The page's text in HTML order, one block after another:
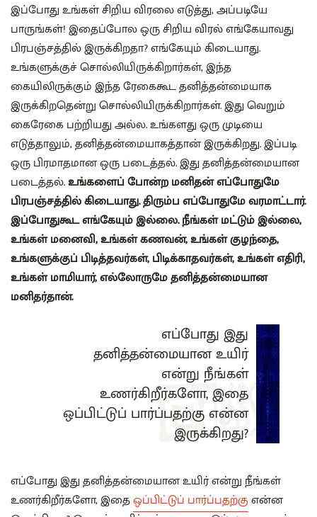
இப்போது உங்கள் சிறிய விரலை எடுத்து, அப்படியே
பாருங்கள்! இதைப்போல ஒரு சிறிய விரல் எங்கேயாவது
பிரபஞ்சத்தில் இருக்கிறதா? எங்கேயும் கிடையாது.
உங்களுக்குச் சொல்லியிருக்கிறார்கள், இந்த
கையிலிருக்கும் இந்த ரேகைகூட தனித்தன்மையாக
இருக்கிறதென்று சொல்லியிருக்கிறார்கள். இது வெறும்
கைரேகை பற்றியது அல்ல. உங்களது ஒரு முடியை
எடுத்தாலும், தனித்தன்மையாகத்தான் இருக்கிறது. இப்படி
ஒரு பிரமாதமான ஒரு படைத்தல். இது தனித்தன்மையான
படைத்தல்.உங்களைப் போன்ற மனிதன் எப்போதுமே
பிரபஞ்சத்தில் கிடையாது. திரும்ப எப்போதுமே வரமாட்டார்.
இப்போதுகூட எங்கேயும் இல்லை. நீங்கள் மட்டும் இல்லை,
உங்கள் மனைவி, உங்கள் கணவன், உங்கள் குழந்தை,
உங்களுக்குப் பிடித்தவர்கள், பிடிக்காதவர்கள், உங்கள் எதிரி,
உங்கள் மாமியார், எல்லோருமே தனித்தன்மையான
மனிதர்தான்.
எப்போது இது
தனித்தன்மையான உயிர்
என்று நீங்கள்
உணர்கிறீர்களோ, இதை
ஒப்பிட்டுப் பார்ப்பதற்கு என்ன
இருக்கிறது?
எப்போது இது தனித்தன்மையான உயிர் என்று நீங்கள்
உணர்கிறீர்களோ, இதைஒப்பிட்டுப் பார்ப்பதற்குஎன்ன